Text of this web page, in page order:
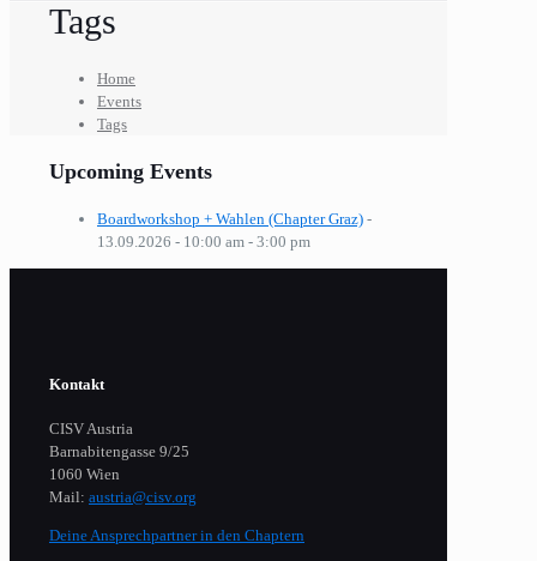
Tags
Home
Events
Tags
Upcoming Events
Boardworkshop + Wahlen (Chapter Graz) -
13.09.2026 - 10:00 am - 3:00 pm
Kontakt
CISV Austria
Barnabitengasse 9/25
1060 Wien
Mail: austria@cisv.org
Deine Ansprechpartner in den Chaptern